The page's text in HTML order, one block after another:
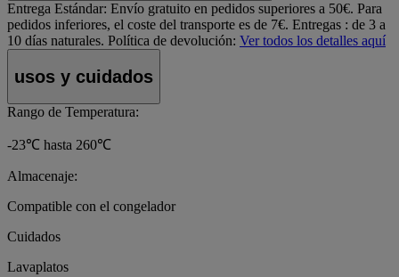
Entrega Estándar: Envío gratuito en pedidos superiores a 50€. Para
pedidos inferiores, el coste del transporte es de 7€. Entregas : de 3 a
10 días naturales. Política de devolución: Ver todos los detalles aquí
usos y cuidados
Rango de Temperatura:
-23℃ hasta 260℃
Almacenaje:
Compatible con el congelador
Cuidados
Lavaplatos